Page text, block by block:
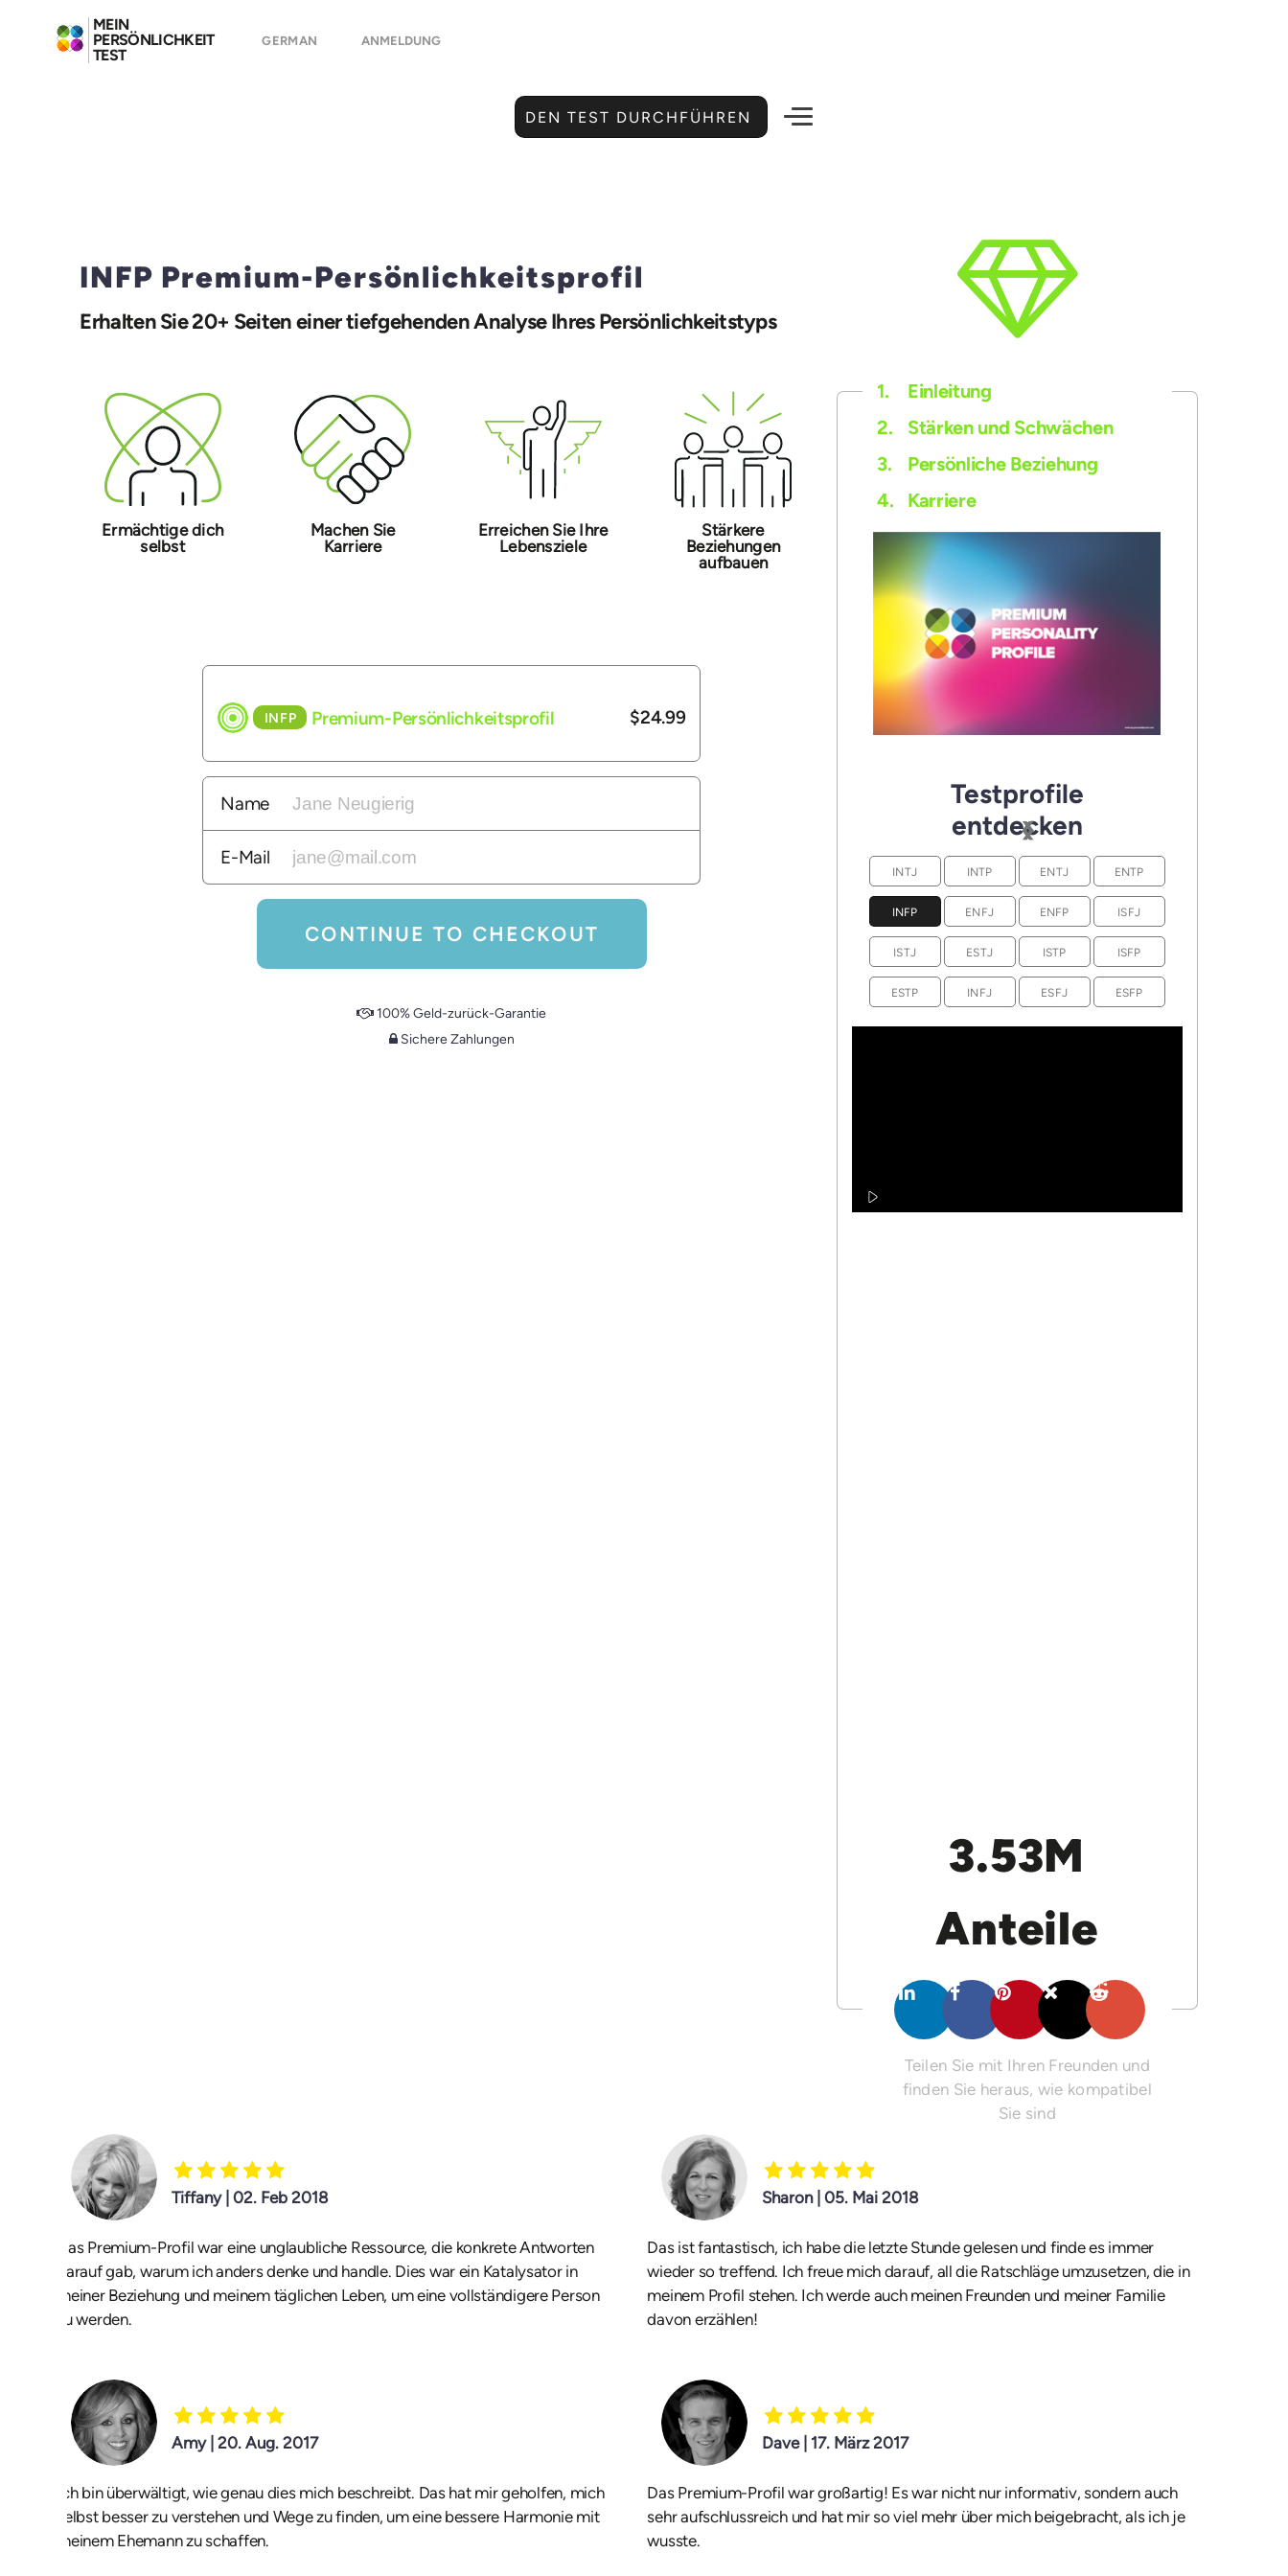
MEIN
PERSÖNLICHKEIT
TEST
GERMAN ANMELDUNG
DEN TEST DURCHFÜHREN
INFP Premium-Persönlichkeitsprofil
Erhalten Sie 20+ Seiten einer tiefgehenden Analyse Ihres Persönlichkeitstyps
Ermächtige dich
selbst
Machen Sie
Karriere
Erreichen Sie Ihre
Lebensziele
Stärkere
Beziehungen
aufbauen
INFP Premium-Persönlichkeitsprofil $24.99
Name
E-Mail
CONTINUE TO CHECKOUT
100% Geld-zurück-Garantie
Sichere Zahlungen
1.
Einleitung
2.
Stärken und Schwächen
3.
Persönliche Beziehung
4.
Karriere
‹
›
Testprofile
entdecken
INTJ INTP ENTJ ENTP
INFP ENFJ ENFP ISFJ
ISTJ ESTJ ISTP ISFP
ESTP INFJ ESFJ ESFP
3.53M
Anteile
Teilen Sie mit Ihren Freunden und
finden Sie heraus, wie kompatibel
Sie sind
Tiffany | 02. Feb 2018
Das Premium-Profil war eine unglaubliche Ressource, die konkrete Antworten
darauf gab, warum ich anders denke und handle. Dies war ein Katalysator in
meiner Beziehung und meinem täglichen Leben, um eine vollständigere Person
zu werden.
Sharon | 05. Mai 2018
Das ist fantastisch, ich habe die letzte Stunde gelesen und finde es immer
wieder so treffend. Ich freue mich darauf, all die Ratschläge umzusetzen, die in
meinem Profil stehen. Ich werde auch meinen Freunden und meiner Familie
davon erzählen!
Amy | 20. Aug. 2017
Ich bin überwältigt, wie genau dies mich beschreibt. Das hat mir geholfen, mich
selbst besser zu verstehen und Wege zu finden, um eine bessere Harmonie mit
meinem Ehemann zu schaffen.
Dave | 17. März 2017
Das Premium-Profil war großartig! Es war nicht nur informativ, sondern auch
sehr aufschlussreich und hat mir so viel mehr über mich beigebracht, als ich je
wusste.